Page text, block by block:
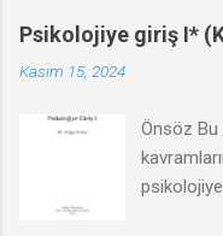
Psikolojiye giriş I*
Kasım 15, 2024
Önsöz